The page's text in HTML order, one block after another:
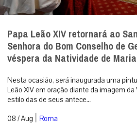
Papa Leão XIV retornará ao
Senhora do Bom Conselho de
véspera da Natividade de Maria
Nesta ocasião, será inaugurada uma
Leão XIV em oração diante da imagem
estilo das de seus antece...
08 / Aug | Roma